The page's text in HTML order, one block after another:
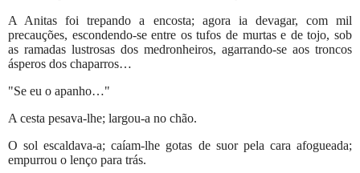
A Anitas foi trepando a encosta; agora ia devagar, com mil
precauções, escondendo-se entre os tufos de murtas e de tojo, sob
as ramadas lustrosas dos medronheiros, agarrando-se aos troncos
ásperos dos chaparros…
"Se eu o apanho…"
A cesta pesava-lhe; largou-a no chão.
O sol escaldava-a; caíam-lhe gotas de suor pela cara afogueada;
empurrou o lenço para trás.